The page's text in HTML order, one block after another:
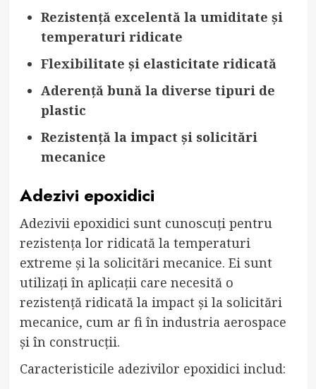
Rezistență excelentă la umiditate și
temperaturi ridicate
Flexibilitate și elasticitate ridicată
Aderență bună la diverse tipuri de
plastic
Rezistență la impact și solicitări
mecanice
Adezivi epoxidici
Adezivii epoxidici sunt cunoscuți pentru
rezistența lor ridicată la temperaturi
extreme și la solicitări mecanice. Ei sunt
utilizați în aplicații care necesită o
rezistență ridicată la impact și la solicitări
mecanice, cum ar fi în industria aerospace
și în construcții.
Caracteristicile adezivilor epoxidici includ: